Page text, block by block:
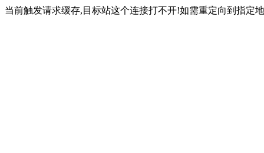
当前触发请求缓存,目标站这个连接打不开!如需重定向到指定